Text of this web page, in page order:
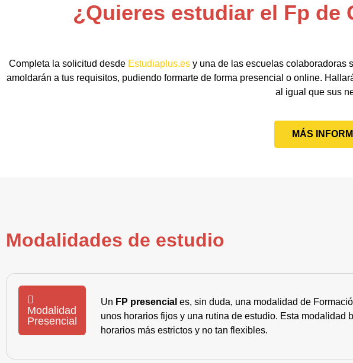
¿Quieres estudiar el Fp de
Completa la solicitud desde Estudiaplus.esy una de las escuelas colaboradoras
amoldarán a tus requisitos, pudiendo formarte de forma presencial o online.
al igual que sus
MÁS
Modalidades de estudio
Modalidad
Presencial
Un FP presencial es, sin duda, una modalidad de
unos horarios fijos y una rutina de estudio. Esta
horarios más estrictos y no tan flexibles.